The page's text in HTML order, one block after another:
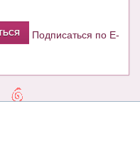
Подписаться по E-